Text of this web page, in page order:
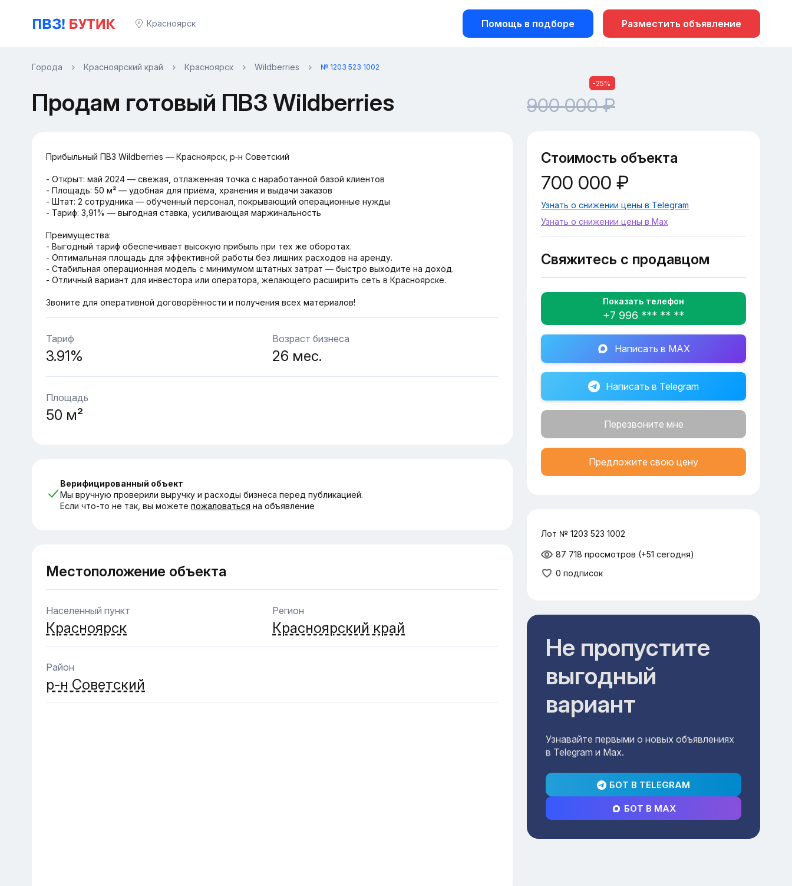
Красноярск Помощь в подборе Разместить объявление
Города Красноярский край Красноярск Wildberries № 1203 523 1002
Продам готовый ПВЗ Wildberries
Прибыльный ПВЗ Wildberries — Красноярск, р‑н Советский
- Открыт: май 2024 — свежая, отлаженная точка с наработанной базой клиентов
- Площадь: 50 м² — удобная для приёма, хранения и выдачи заказов
- Штат: 2 сотрудника — обученный персонал, покрывающий операционные нужды
- Тариф: 3,91% — выгодная ставка, усиливающая маржинальность
Преимущества:
- Выгодный тариф обеспечивает высокую прибыль при тех же оборотах.
- Оптимальная площадь для эффективной работы без лишних расходов на аренду.
- Стабильная операционная модель с минимумом штатных затрат — быстро выходите на доход.
- Отличный вариант для инвестора или оператора, желающего расширить сеть в Красноярске.
Звоните для оперативной договорённости и получения всех материалов!
Тариф
3.91%
Возраст бизнеса
26 мес.
Площадь
50 м²
Верифицированный объект
Мы вручную проверили выручку и расходы бизнеса перед публикацией.
Если что-то не так, вы можете пожаловаться на объявление
Местоположение объекта
Населенный пункт
Красноярск
Регион
Красноярский край
Район
р-н Советский
-25%
900 000 ₽
Стоимость объекта
700 000 ₽
Узнать о снижении цены в Telegram
Узнать о снижении цены в Max
Свяжитесь с продавцом
Показать телефон
+7 996 *** ** **
Написать в MAX
Написать в Telegram
Перезвоните мне
Предложите свою цену
Лот № 1203 523 1002
87 718 просмотров (+51 сегодня)
0 подписок
Не пропустите
выгодный
вариант
Узнавайте первыми о новых объявлениях
в Telegram и Max.
БОТ В TELEGRAM
БОТ В MAX